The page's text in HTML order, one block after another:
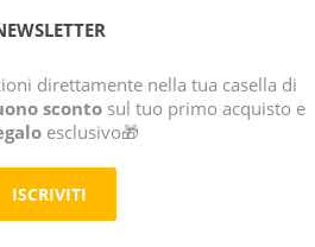
direttamente nella tua casella di
sconto sul tuo primo acquisto e
esclusivo🎁
ISCRIVITI